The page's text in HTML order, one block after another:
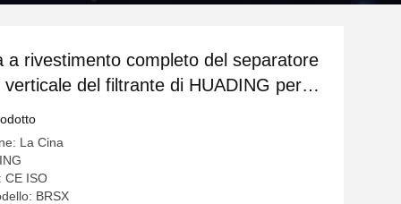
a rivestimento completo del separatore
del filtrante di HUADING per la
La Cina
CE ISO
BRSX